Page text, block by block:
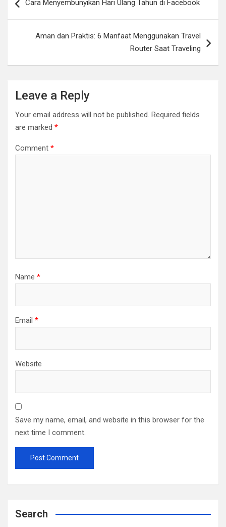
navigation
Cara Menyembunyikan Hari Ulang Tahun di Facebook
Aman dan Praktis: 6 Manfaat Menggunakan Travel
Router Saat Traveling
Leave a Reply
Your email address will not be published. Required fields
are marked *
Comment *
Name *
Email *
Website
Save my name, email, and website in this browser for the
next time I comment.
Search